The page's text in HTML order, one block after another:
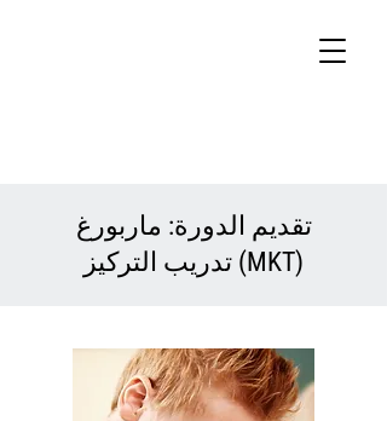
تقديم الدورة: ماربورغ
تدريب التركيز (MKT)